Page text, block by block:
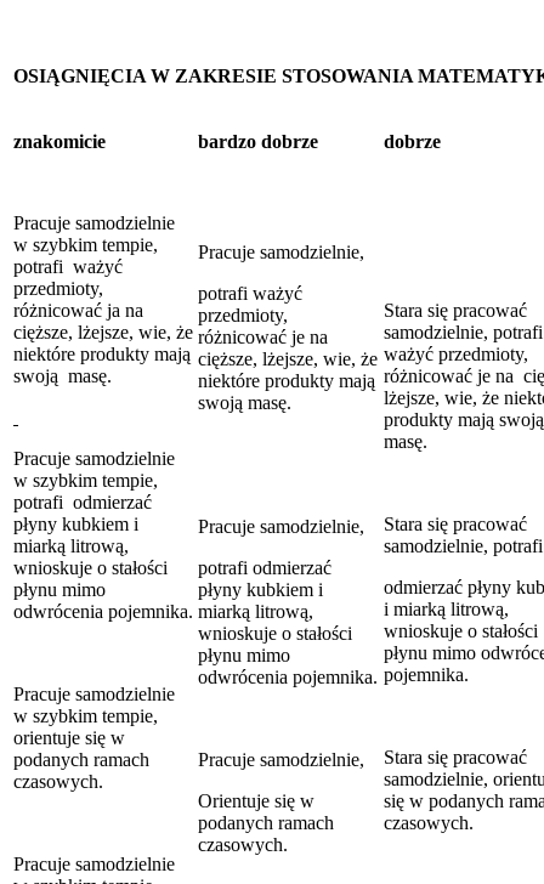
OSIĄGNIĘCIA W ZAKRESIE STOSOWANIA
znakomicie bardzo dobrze dobrze
Pracuje samodzielnie
w szybkim tempie,
potrafi ważyć
przedmioty,
różnicować ja na
cięższe, lżejsze, wie, że
niektóre produkty mają
swoją masę.
Pracuje samodzielnie
w szybkim tempie,
potrafi odmierzać
płyny kubkiem i
miarką litrową,
wnioskuje o stałości
płynu mimo
odwrócenia pojemnika.
Pracuje samodzielnie
w szybkim tempie,
orientuje się w
podanych ramach
czasowych.
Pracuje samodzielnie
Pracuje samodzielnie,
potrafi ważyć
przedmioty,
różnicować je na
cięższe, lżejsze, wie, że
niektóre produkty mają
swoją masę.
Pracuje samodzielnie,
potrafi odmierzać
płyny kubkiem i
miarką litrową,
wnioskuje o stałości
płynu mimo
odwrócenia pojemnika.
Pracuje samodzielnie,
Orientuje się w
podanych ramach
czasowych.
Stara się pracować
samodzielnie, potrafi
ważyć przedmioty,
różnicować je na
lżejsze, wie, że
produkty mają swoją
masę.
Stara się pracować
samodzielnie, potrafi
odmierzać płyny
i miarką litrową,
wnioskuje o stałości
płynu mimo
pojemnika.
Stara się pracować
samodzielnie,
się w podanych
czasowych.